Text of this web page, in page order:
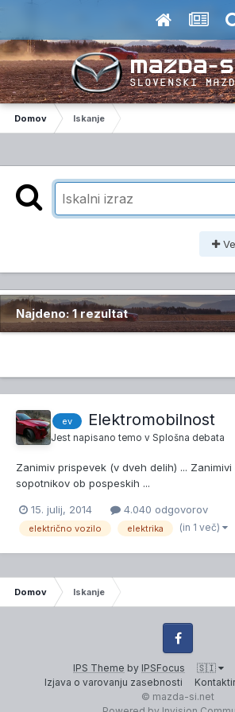
Domov Iskanje
Najdeno: 1 rezultat
ev Elektromobilnost
Jest napisano temo v Splošna debata
Zanimiv prispevek (v dveh delih) ...
sopotnikov ob pospeskih ...
15. julij, 2014 4.040 odgovorov
električno vozilo elektrika (in 1 več)
Domov Iskanje
IPS Theme by IPSFocus 🇸🇮
Izjava o varovanju zasebnosti
Facebook
© mazda-si.net